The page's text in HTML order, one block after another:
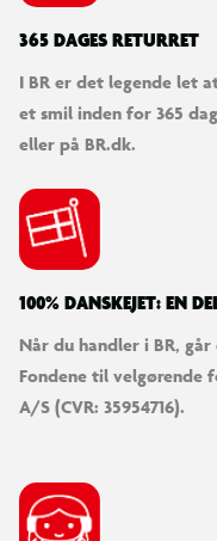
365 DAGES RETURRET
I BR er det legende let
et smil inden for 365
eller på BR.dk.
100% DANSKEJET: EN
Når du handler i BR,
Fondene til velgørende
A/S (CVR: 35954716).